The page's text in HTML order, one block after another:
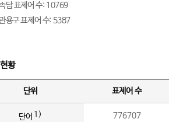
담 표제어 수: 10769
용구 표제어 수: 5387
황
단위 표제어 수
단어 1) 776707